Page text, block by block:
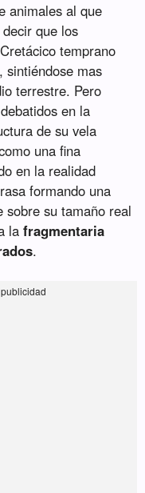
animales al que
que los
temprano
sintiéndose mas
terrestre. Pero
en la
de su vela
una fina
en la realidad
formando una
sobre su tamaño real
lafragmentaria
.